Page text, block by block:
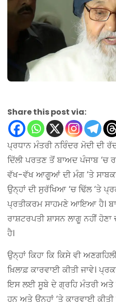
Share this post via:
ਪ੍ਰਧਾਨ ਮੰਤਰੀ ਨਰਿੰਦਰ ਮੋਦੀ ਦੀ
ਦਿੱਲੀ ਪਰਤਣ ਤੋਂ ਬਾਅਦ ਪੰਜਾਬ ‘ਚ
ਵੱਖ-ਵੱਖ ਆਗੂਆਂ ਦੀ ਮੰਗ ‘ਤੇ
ਉਨ੍ਹਾਂ ਦੀ ਸੁਰੱਖਿਆ ‘ਚ ਢਿੱਲ ‘ਤੇ
ਪ੍ਰਤੀਕਰਮ ਸਾਹਮਣੇ ਆਇਆ ਹੈ।
ਰਾਸ਼ਟਰਪਤੀ ਸ਼ਾਸਨ ਲਾਗੂ ਨਹੀਂ
ਹੈ।
ਉਨ੍ਹਾਂ ਕਿਹਾ ਕਿ ਕਿਸੇ ਵੀ
ਖ਼ਿਲਾਫ਼ ਕਾਰਵਾਈ ਕੀਤੀ ਜਾਵੇ।
ਇਸ ਲਈ ਸੂਬੇ ਦੇ ਗ੍ਰਹਿ ਮੰਤਰੀ ਅਤੇ
ਹਨ ਅਤੇ ਉਨ੍ਹਾਂ ‘ਤੇ ਕਾਰਵਾਈ ਕੀਤੀ